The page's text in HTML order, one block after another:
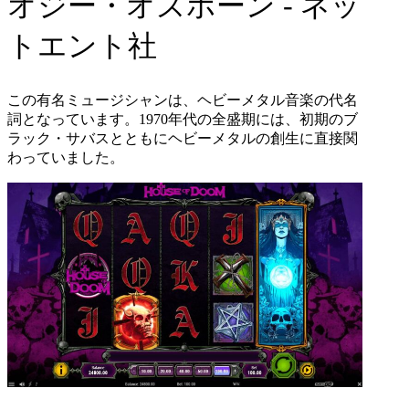
トエント社
この有名ミュージシャンは、ヘビーメタル音楽の代名
詞となっています。 1970年代の全盛期には、初期のブ
ラック・サバスとともにヘビーメタルの創生に直接関
わっていました。